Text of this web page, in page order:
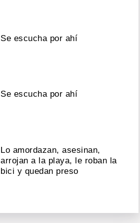
Se escucha por ahí
Se escucha por ahí
Lo amordazan, asesinan,
arrojan a la playa, le roban la
bici y quedan preso